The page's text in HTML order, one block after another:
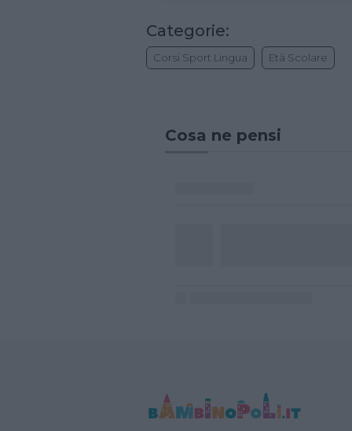
Categorie:
Corsi Sport Lingua Età Scolare
Cosa ne pensi